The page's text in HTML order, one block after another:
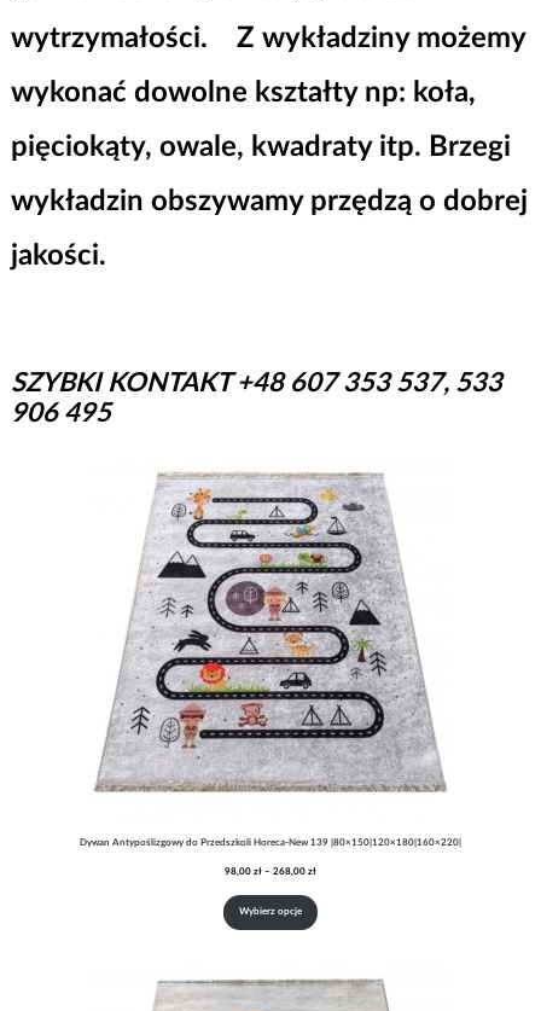
wytrzymałości. Z wykładziny możemy
wykonać dowolne kształty np: koła,
pięciokąty, owale, kwadraty itp. Brzegi
wykładzin obszywamy przędzą o dobrej
jakości.
SZYBKI KONTAKT +48 607 353 537, 533
906 495
Dywan Antypoślizgowy do Przedszkoli Horeca-New 139 |80×150|120×180|160×220|
98,00 zł – 268,00 złZakres
od
98,00 zł
Wybierz opcje